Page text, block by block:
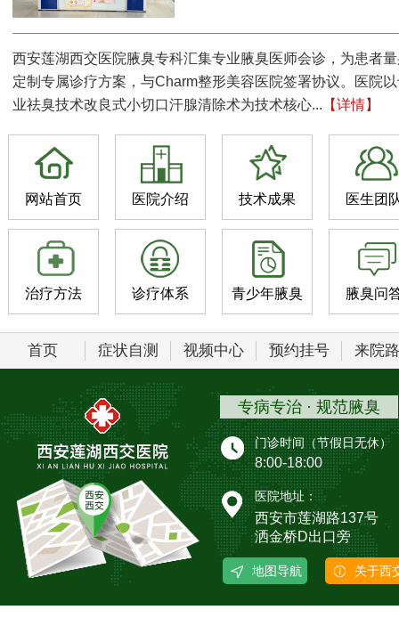
西安莲湖西交医院腋臭专科汇集专业腋臭医师会诊，为患者
定制专属诊疗方案，与Charm整形美容医院签署协议。医院
业祛臭技术改良式小切口汗腺清除术为技术核心... 【详情】
网站首页 医院介绍 技术成果 医生团
治疗方法 诊疗体系 青少年腋臭 腋臭问
首页 症状自测 视频中心 预约挂号 来院
专病专治 · 规范腋臭
门诊时间（节假日无休）
8:00-18:00
医院地址：
西安市莲湖路137号
洒金桥D出口旁
地图导航 关于西